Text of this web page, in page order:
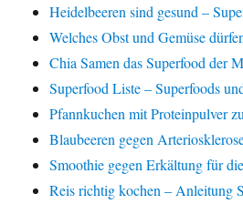
Heidelbeeren sind gesund –
Welches Obst und Gemüse
Chia Samen das Superfood der
Superfood Liste – Superfoods
Pfannkuchen mit Proteinpulver
Blaubeeren gegen
Smoothie gegen Erkältung für
Reis richtig kochen – Anleitung